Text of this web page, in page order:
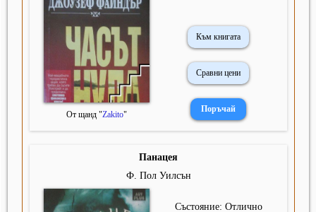
От щанд "Zakito"
Към книгата
Сравни цени
Панацея
Ф. Пол Уилсън
Състояние: Отлично